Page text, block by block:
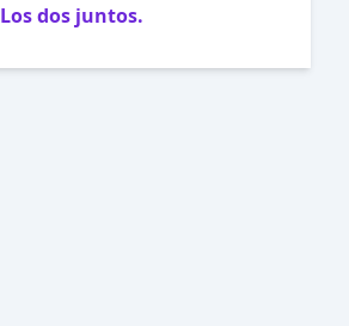
Los dos juntos.